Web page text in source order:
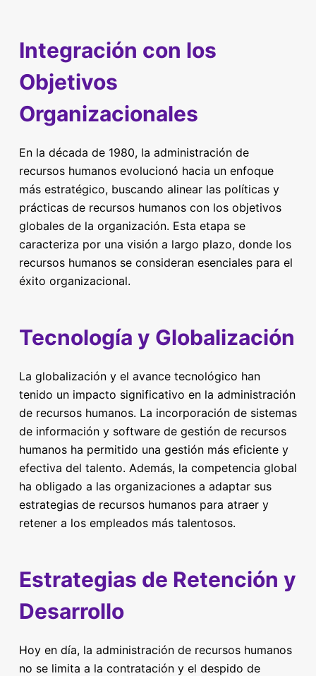
Integración con los
Objetivos
Organizacionales
En la década de 1980, la administración de
recursos humanos evolucionó hacia un enfoque
más estratégico, buscando alinear las políticas y
prácticas de recursos humanos con los objetivos
globales de la organización. Esta etapa se
caracteriza por una visión a largo plazo, donde los
recursos humanos se consideran esenciales para el
éxito organizacional.
Tecnología y Globalización
La globalización y el avance tecnológico han
tenido un impacto significativo en la administración
de recursos humanos. La incorporación de sistemas
de información y software de gestión de recursos
humanos ha permitido una gestión más eficiente y
efectiva del talento. Además, la competencia global
ha obligado a las organizaciones a adaptar sus
estrategias de recursos humanos para atraer y
retener a los empleados más talentosos.
Estrategias de Retención y
Desarrollo
Hoy en día, la administración de recursos humanos
no se limita a la contratación y el despido de